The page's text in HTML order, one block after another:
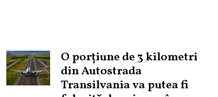
O porțiune de 3 kilometri
din Autostrada
Transilvania va putea fi